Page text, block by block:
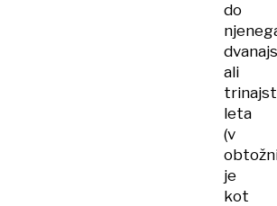
do
ali
leta
(v
je
kot